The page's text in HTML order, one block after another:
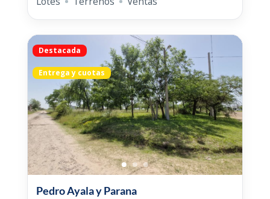
Destacada
Entrega y cuotas
Pedro Ayala y Parana